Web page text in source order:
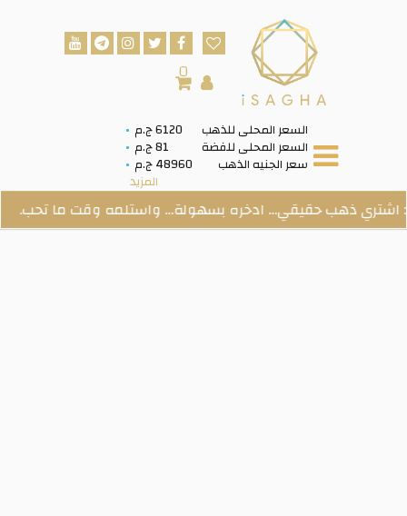
السعر المحلى للذهب 6120 ج.م
السعر المحلى للفضة 81 ج.م
سعر الجنيه الذهب 48960 ج.م
المزيد
0
مع حقيقي… ادخره بسهولة… واستلمه وقت ما تحب.